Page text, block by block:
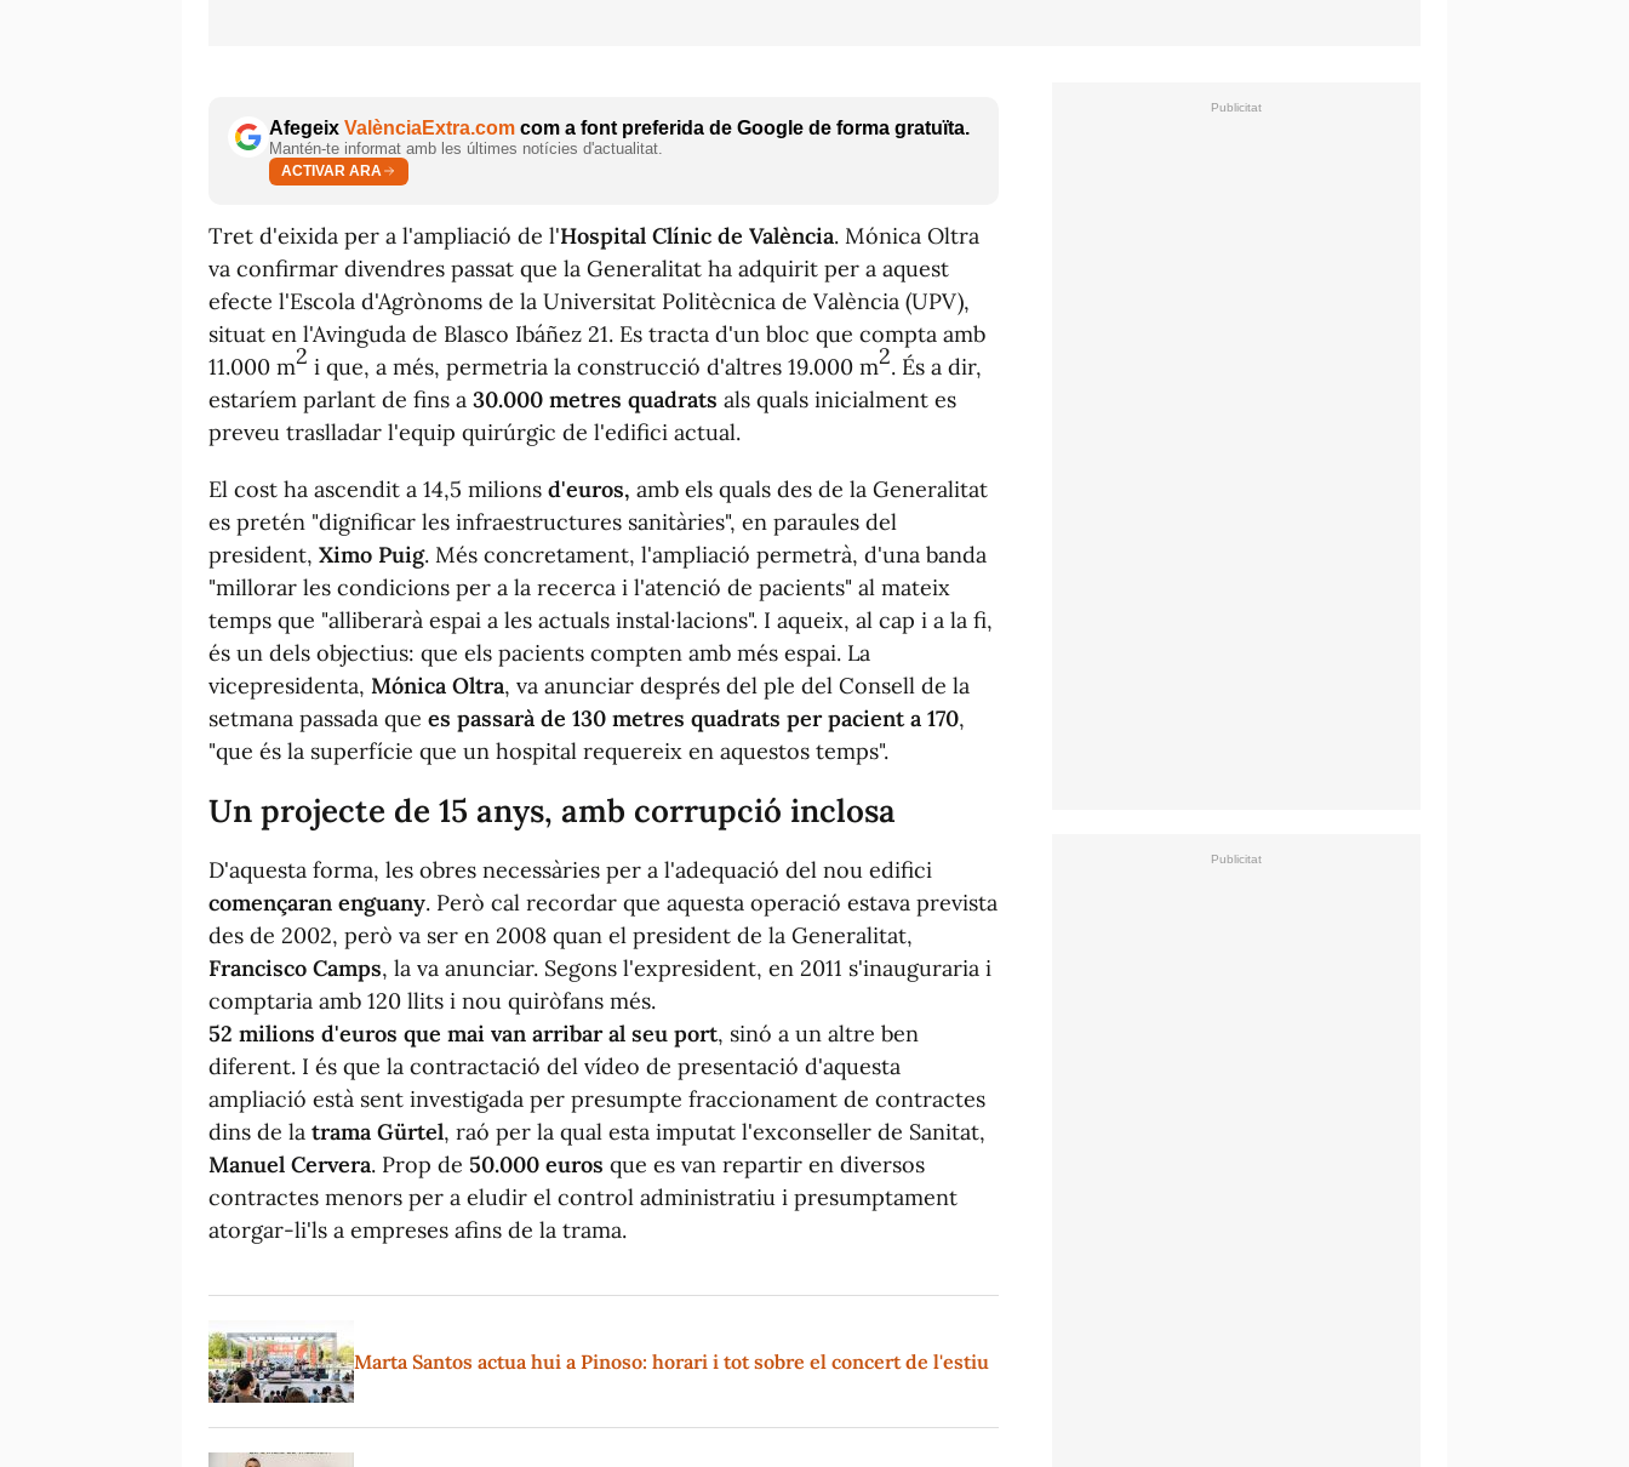
Afegeix ValènciaExtra.com com a font preferida de Google de forma gratuïta.
Mantén-te informat amb les últimes notícies d'actualitat.
ACTIVAR ARA
Tret d'eixida per a l'ampliació de l'Hospital Clínic de València. Mónica Oltra
va confirmar divendres passat que la Generalitat ha adquirit per a aquest
efecte l'Escola d'Agrònoms de la Universitat Politècnica de València (UPV),
situat en l'Avinguda de Blasco Ibáñez 21. Es tracta d'un bloc que compta amb
11.000 m2 i que, a més, permetria la construcció d'altres 19.000 m2. És a dir,
estaríem parlant de fins a 30.000 metres quadrats als quals inicialment es
preveu traslladar l'equip quirúrgic de l'edifici actual.
El cost ha ascendit a 14,5 milions d'euros, amb els quals des de la Generalitat
es pretén "dignificar les infraestructures sanitàries", en paraules del
president, Ximo Puig. Més concretament, l'ampliació permetrà, d'una banda
"millorar les condicions per a la recerca i l'atenció de pacients" al mateix
temps que "alliberarà espai a les actuals instal·lacions". I aqueix, al cap i a la fi,
és un dels objectius: que els pacients compten amb més espai. La
vicepresidenta, Mónica Oltra, va anunciar després del ple del Consell de la
setmana passada que es passarà de 130 metres quadrats per pacient a 170,
"que és la superfície que un hospital requereix en aquestos temps".
Un projecte de 15 anys, amb corrupció inclosa
D'aquesta forma, les obres necessàries per a l'adequació del nou edifici
començaran enguany. Però cal recordar que aquesta operació estava prevista
des de 2002, però va ser en 2008 quan el president de la Generalitat,
Francisco Camps, la va anunciar. Segons l'expresident, en 2011 s'inauguraria i
comptaria amb 120 llits i nou quiròfans més.
52 milions d'euros que mai van arribar al seu port, sinó a un altre ben
diferent. I és que la contractació del vídeo de presentació d'aquesta
ampliació està sent investigada per presumpte fraccionament de contractes
dins de la trama Gürtel, raó per la qual esta imputat l'exconseller de Sanitat,
Manuel Cervera. Prop de 50.000 euros que es van repartir en diversos
contractes menors per a eludir el control administratiu i presumptament
atorgar-li'ls a empreses afins de la trama.
Marta Santos actua hui a Pinoso: horari i tot sobre el concert de l'estiu